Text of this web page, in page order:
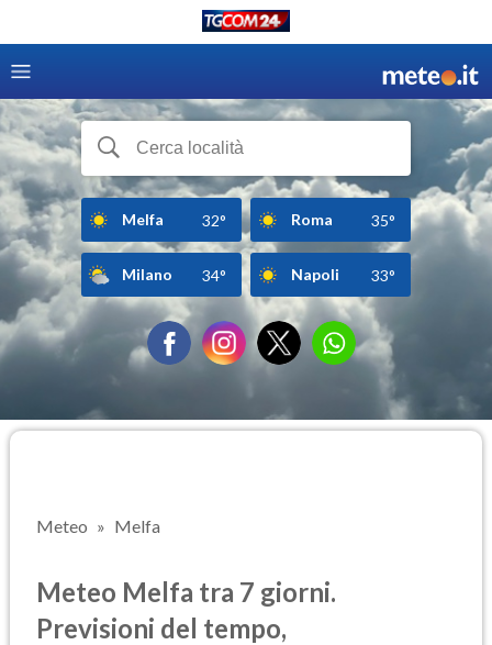
Melfa 32° Roma 35°
Milano 34° Napoli 33°
Meteo Melfa
Meteo Melfa tra 7 giorni.
Previsioni del tempo,